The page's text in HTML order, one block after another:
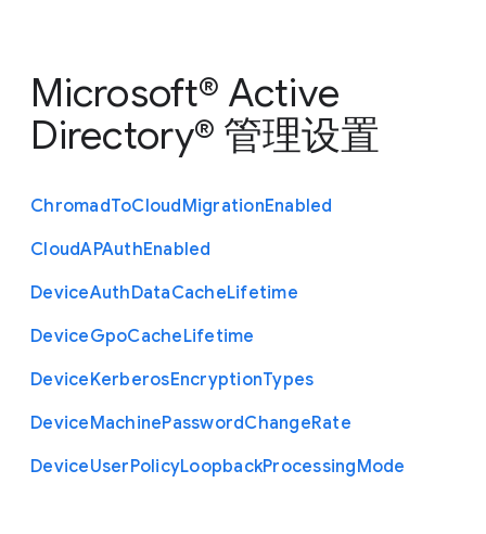
Microsoft® Active
Directory® 管理设置
ChromadToCloudMigrationEnabled
CloudAPAuthEnabled
DeviceAuthDataCacheLifetime
DeviceGpoCacheLifetime
DeviceKerberosEncryptionTypes
DeviceMachinePasswordChangeRate
DeviceUserPolicyLoopbackProcessingMode